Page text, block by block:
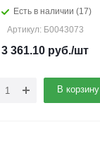
Есть в наличии (17)
Артикул: Б0043073
3 361.10 руб./шт
В корзину